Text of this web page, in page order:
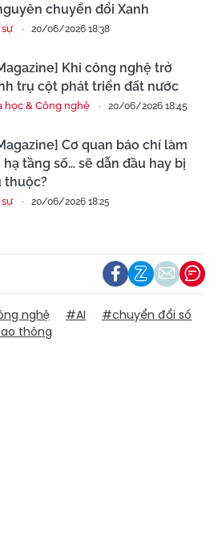
chuyển đổi Xanh
20/06/2026 18:38
Khi công nghệ trở
trụ cột phát triển đất nước
học & Công nghệ 20/06/2026 18:45
Cơ quan báo chí làm
hạ tầng số… sẽ dẫn đầu hay bị
thuộc?
20/06/2026 18:25
nghệ #AI
#chuyển đổi số
thông